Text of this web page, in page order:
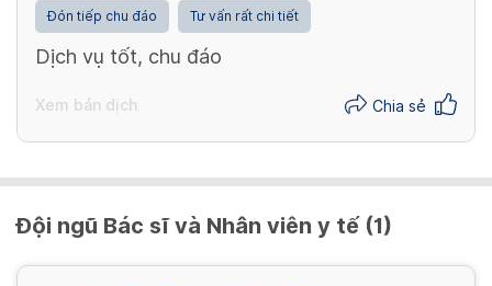
Đón tiếp chu đáo Tư vấn rất chi tiết
Dịch vụ tốt, chu đáo
Xem bản dịch Chia sẻ
Đội ngũ Bác sĩ và Nhân viên y tế (1)